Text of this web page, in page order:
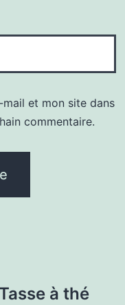
et mon site dans
commentaire.
à thé